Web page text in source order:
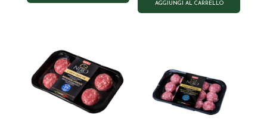
AGGIUNGI AL CARRELLO